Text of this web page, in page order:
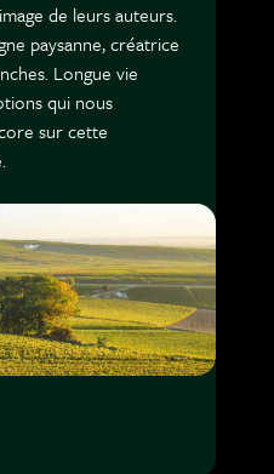
de leurs auteurs.
paysanne, créatrice
Longue vie
qui nous
sur cette